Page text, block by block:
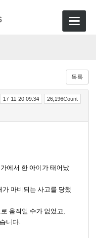
Toggle
목록
17-11-20 09:34 26,196Count
에서 한 아이가 태어났
마비되는 사고를 당했
움직일 수가 없었고,
니다.